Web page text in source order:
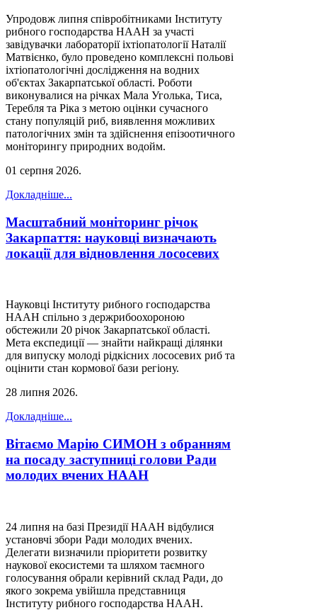
Упродовж липня співробітниками Інституту
рибного господарства НААН за участі
завідувачки лабораторії іхтіопатології Наталії
Матвієнко, було проведено комплексні польові
іхтіопатологічні дослідження на водних
об'єктах Закарпатської області. Роботи
виконувалися на річках Мала Уголька, Тиса,
Теребля та Ріка з метою оцінки сучасного
стану популяцій риб, виявлення можливих
патологічних змін та здійснення епізоотичного
моніторингу природних водойм.
01 серпня 2026.
Докладніше...
Масштабний моніторинг річок
Закарпаття: науковці визначають
локації для відновлення лососевих
Науковці Інституту рибного господарства
НААН спільно з держрибоохороною
обстежили 20 річок Закарпатської області.
Мета експедиції — знайти найкращі ділянки
для випуску молоді рідкісних лососевих риб та
оцінити стан кормової бази регіону.
28 липня 2026.
Докладніше...
Вітаємо Марію СИМОН з обранням
на посаду заступниці голови Ради
молодих вчених НААН
24 липня на базі Президії НААН відбулися
установчі збори Ради молодих вчених.
Делегати визначили пріоритети розвитку
наукової екосистеми та шляхом таємного
голосування обрали керівний склад Ради, до
якого зокрема увійшла представниця
Інституту рибного господарства НААН.